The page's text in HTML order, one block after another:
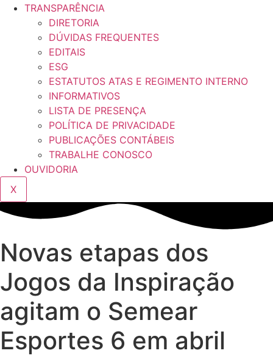
TRANSPARÊNCIA
DIRETORIA
DÚVIDAS FREQUENTES
EDITAIS
ESG
ESTATUTOS ATAS E REGIMENTO INTERNO
INFORMATIVOS
LISTA DE PRESENÇA
POLÍTICA DE PRIVACIDADE
PUBLICAÇÕES CONTÁBEIS
TRABALHE CONOSCO
OUVIDORIA
X
Novas etapas dos
Jogos da Inspiração
agitam o Semear
Esportes 6 em abril